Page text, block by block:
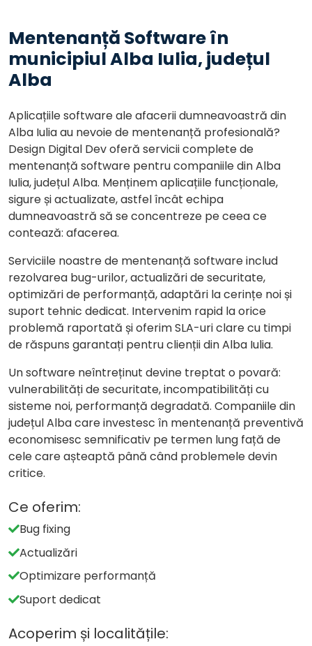
Mentenanță Software în
municipiul Alba Iulia, județul
Alba
Aplicațiile software ale afacerii dumneavoastră din
Alba Iulia au nevoie de mentenanță profesională?
Design Digital Dev oferă servicii complete de
mentenanță software pentru companiile din Alba
Iulia, județul Alba. Menținem aplicațiile funcționale,
sigure și actualizate, astfel încât echipa
dumneavoastră să se concentreze pe ceea ce
contează: afacerea.
Serviciile noastre de mentenanță software includ
rezolvarea bug-urilor, actualizări de securitate,
optimizări de performanță, adaptări la cerințe noi și
suport tehnic dedicat. Intervenim rapid la orice
problemă raportată și oferim SLA-uri clare cu timpi
de răspuns garantați pentru clienții din Alba Iulia.
Un software neîntreținut devine treptat o povară:
vulnerabilități de securitate, incompatibilități cu
sisteme noi, performanță degradată. Companiile din
județul Alba care investesc în mentenanță preventivă
economisesc semnificativ pe termen lung față de
cele care așteaptă până când problemele devin
critice.
Ce oferim:
Bug fixing
Actualizări
Optimizare performanță
Suport dedicat
Acoperim și localitățile: